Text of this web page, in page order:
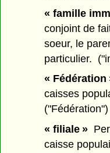
« famille
conjoint de
soeur, le
particulier.
« Fédération
caisses
("Fédération")
« filiale »
caisse